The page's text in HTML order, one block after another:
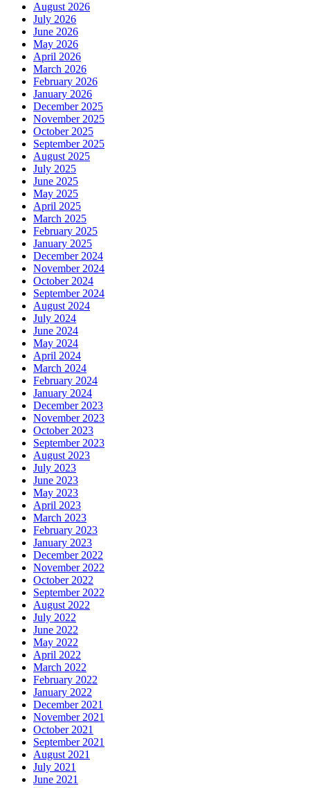
August 2026
July 2026
June 2026
May 2026
April 2026
March 2026
February 2026
January 2026
December 2025
November 2025
October 2025
September 2025
August 2025
July 2025
June 2025
May 2025
April 2025
March 2025
February 2025
January 2025
December 2024
November 2024
October 2024
September 2024
August 2024
July 2024
June 2024
May 2024
April 2024
March 2024
February 2024
January 2024
December 2023
November 2023
October 2023
September 2023
August 2023
July 2023
June 2023
May 2023
April 2023
March 2023
February 2023
January 2023
December 2022
November 2022
October 2022
September 2022
August 2022
July 2022
June 2022
May 2022
April 2022
March 2022
February 2022
January 2022
December 2021
November 2021
October 2021
September 2021
August 2021
July 2021
June 2021